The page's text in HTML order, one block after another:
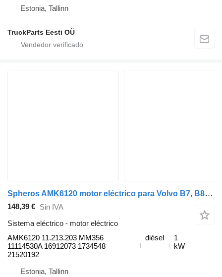
Estonia, Tallinn
TruckParts Eesti OÜ
Spheros AMK6120 motor eléctrico para Volvo B7, B8, B9, B12 (2005-) autobús
148,39 € Sin IVA
Sistema eléctrico - motor eléctrico
AMK6120 11.213.203 MM356
11114530A 16912073 1734548
21520192
diésel
1
kW
Estonia, Tallinn